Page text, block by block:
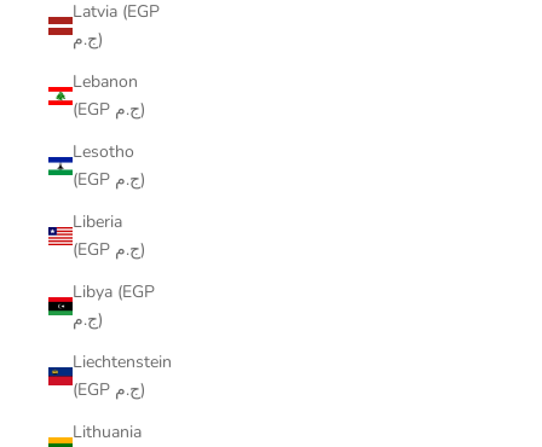
Latvia (EGP
ج.م)
Lebanon
(EGP ج.م)
Lesotho
(EGP ج.م)
Liberia
(EGP ج.م)
Libya (EGP
ج.م)
Liechtenstein
(EGP ج.م)
Lithuania